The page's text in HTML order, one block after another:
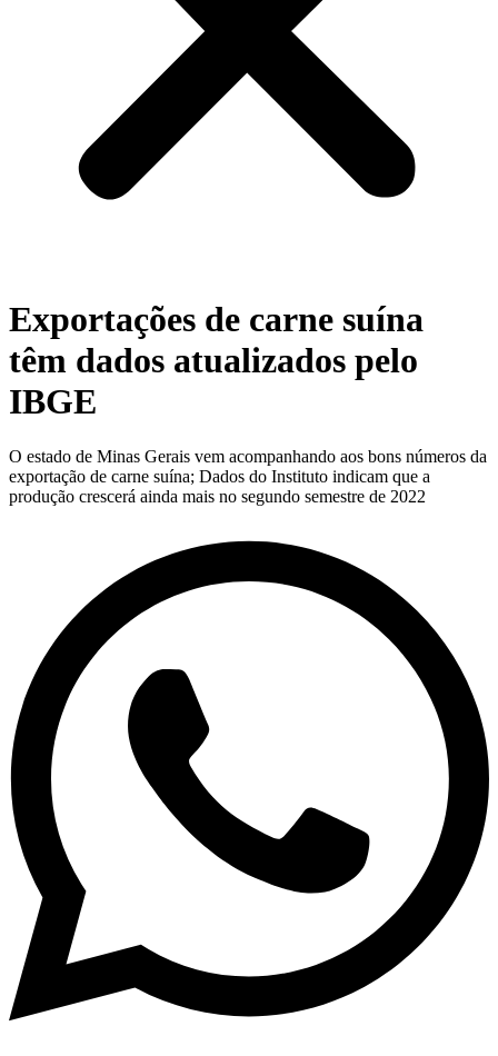
Exportações de carne suína
têm dados atualizados pelo
IBGE
O estado de Minas Gerais vem acompanhando aos bons números da
exportação de carne suína; Dados do Instituto indicam que a
produção crescerá ainda mais no segundo semestre de 2022